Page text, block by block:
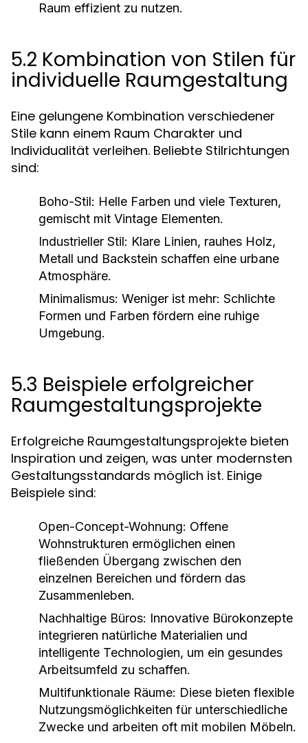
Raum effizient zu nutzen.
5.2 Kombination von Stilen für
individuelle Raumgestaltung
Eine gelungene Kombination verschiedener
Stile kann einem Raum Charakter und
Individualität verleihen. Beliebte Stilrichtungen
sind:
Boho-Stil: Helle Farben und viele Texturen,
gemischt mit Vintage Elementen.
Industrieller Stil: Klare Linien, rauhes Holz,
Metall und Backstein schaffen eine urbane
Atmosphäre.
Minimalismus: Weniger ist mehr: Schlichte
Formen und Farben fördern eine ruhige
Umgebung.
5.3 Beispiele erfolgreicher
Raumgestaltungsprojekte
Erfolgreiche Raumgestaltungsprojekte bieten
Inspiration und zeigen, was unter modernsten
Gestaltungsstandards möglich ist. Einige
Beispiele sind:
Open-Concept-Wohnung: Offene
Wohnstrukturen ermöglichen einen
fließenden Übergang zwischen den
einzelnen Bereichen und fördern das
Zusammenleben.
Nachhaltige Büros: Innovative Bürokonzepte
integrieren natürliche Materialien und
intelligente Technologien, um ein gesundes
Arbeitsumfeld zu schaffen.
Multifunktionale Räume: Diese bieten flexible
Nutzungsmöglichkeiten für unterschiedliche
Zwecke und arbeiten oft mit mobilen Möbeln.